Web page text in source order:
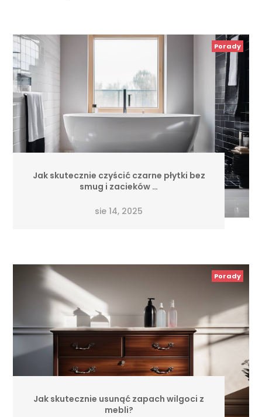
Porady
Jak skutecznie czyścić czarne płytki bez
smug i zacieków …
sie 14, 2025
Porady
Jak skutecznie usunąć zapach wilgoci z
mebli?